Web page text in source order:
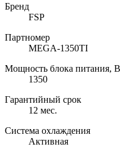
Бренд
FSP
Партномер
MEGA-1350TI
Мощность блока питания,
1350
Гарантийный срок
12 мес.
Система охлаждения
Активная